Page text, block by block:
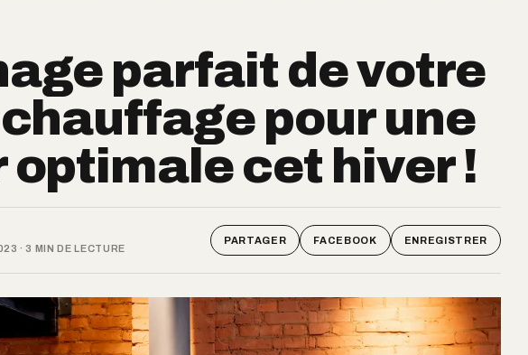
parfait de votre
chauffage pour une
optimale cet hiver !
· 3 MIN DE LECTURE
PARTAGER FACEBOOK ENREGISTRER